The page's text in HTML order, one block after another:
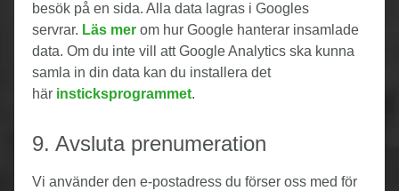
besök på en sida. Alla data lagras i Googles
servrar. Läs mer om hur Google hanterar insamlade
data. Om du inte vill att Google Analytics ska kunna
samla in din data kan du installera det
här insticksprogrammet.
9. Avsluta prenumeration
Vi använder den e-postadress du förser oss med för